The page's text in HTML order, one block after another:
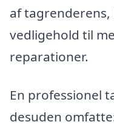
af
vedligehold til
reparationer.
En professionel
desuden